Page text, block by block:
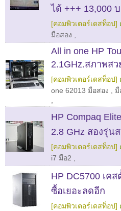
ได้ +++ 13,000
[คอมพิวเตอร์เดสท็อป]
มือสอง
All in one HP
2.1GHz.สภาพส
[คอมพิวเตอร์เดสท็อป]
one 62013 มือสอง
มื
HP Compaq
2.8 GHz สองรุ่น
[คอมพิวเตอร์เดสท็อป]
i7 มือ2
HP DC5700 เค
ซื้อเยอะลดอีก
[คอมพิวเตอร์เดสท็อป]